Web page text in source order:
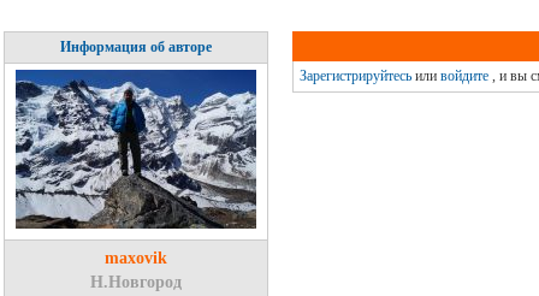
Информация об авторе
maxovik
Н.Новгород
Зарегистрируйтесьили войдите, и вы